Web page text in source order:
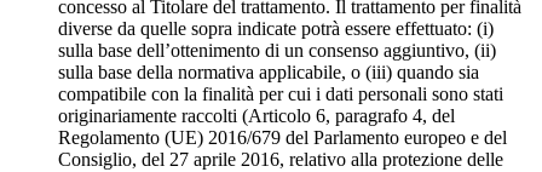
concesso al Titolare del trattamento. Il trattamento per finalità
diverse da quelle sopra indicate potrà essere effettuato: (i)
sulla base dell’ottenimento di un consenso aggiuntivo, (ii)
sulla base della normativa applicabile, o (iii) quando sia
compatibile con la finalità per cui i dati personali sono stati
originariamente raccolti (Articolo 6, paragrafo 4, del
Regolamento (UE) 2016/679 del Parlamento europeo e del
Consiglio, del 27 aprile 2016, relativo alla protezione delle